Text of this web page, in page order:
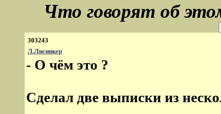
Что говорят об
303243
Л.Лисинкер
- О чём это ?
Сделал две выписки из